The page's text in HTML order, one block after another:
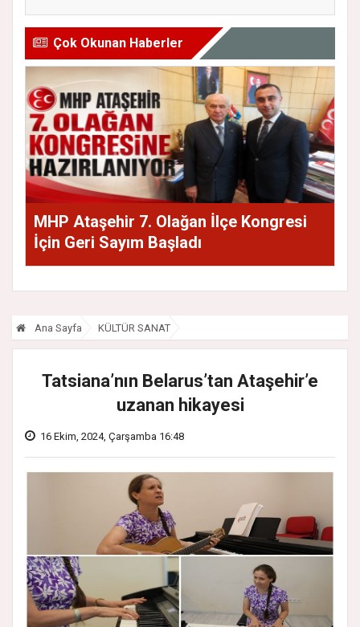
Çok Okunan Haberler
MHP Ataşehir 7. Olağan İlçe Kongresi
İçin Geri Sayım Başladı
Ana Sayfa KÜLTÜR SANAT
Tatsiana’nın Belarus’tan Ataşehir’e
uzanan hikayesi
16 Ekim, 2024, Çarşamba 16:48